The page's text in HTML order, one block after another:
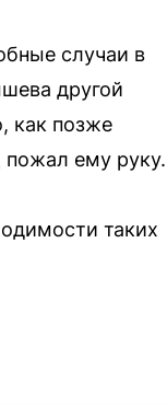
случаи в
другой
как позже
ему руку.
таких